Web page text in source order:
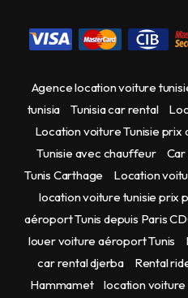
Agence location voiture
tunisia
Tunisia car rental
Location voiture Tunisie prix
Tunisie avec chauffeur
Car
Tunis Carthage
Location
location voiture tunisie prix
aéroport Tunis depuis Paris
louer voiture aéroport Tunis
car rental djerba
Rental
Hammamet
location voiture